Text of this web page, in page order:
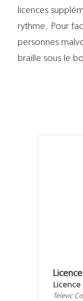
licences
rythme. Pour
personnes
braille sous le
Televic